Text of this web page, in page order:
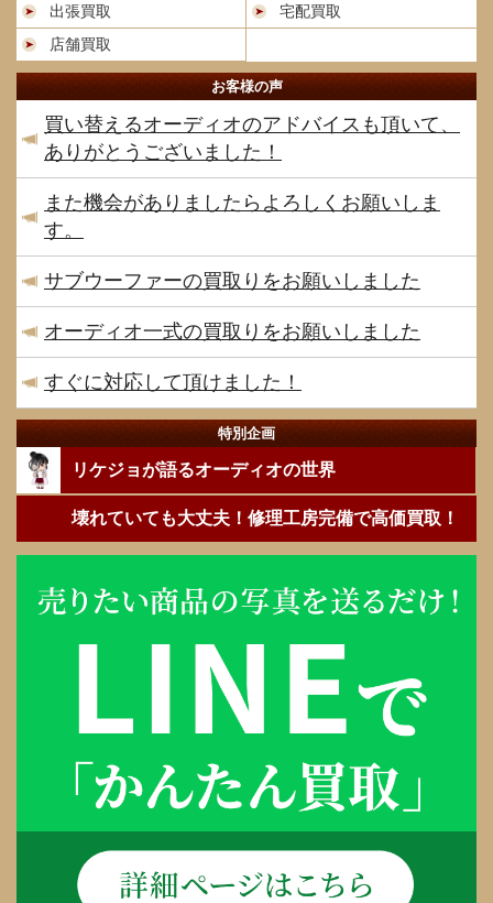
出張買取
宅配買取
店舗買取
お客様の声
買い替えるオーディオのアドバイスも頂いて、
ありがとうございました！
また機会がありましたらよろしくお願いしま
す。
サブウーファーの買取りをお願いしました
オーディオ一式の買取りをお願いしました
すぐに対応して頂けました！
特別企画
リケジョが語るオーディオの世界
壊れていても大丈夫！修理工房完備で高価買取！